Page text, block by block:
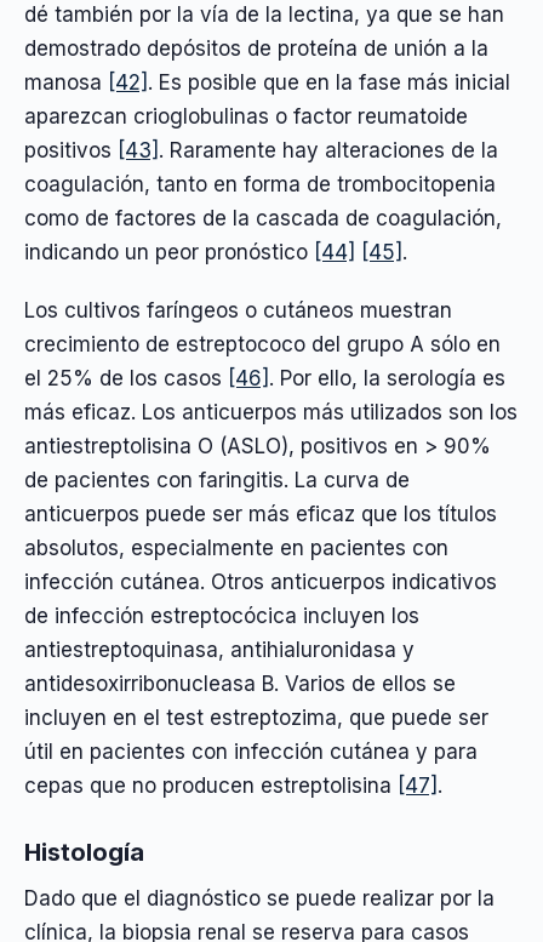
dé también por la vía de la lectina, ya que se han
demostrado depósitos de proteína de unión a la
manosa [42] . Es posible que en la fase más inicial
aparezcan crioglobulinas o factor reumatoide
positivos [43] . Raramente hay alteraciones de la
coagulación, tanto en forma de trombocitopenia
como de factores de la cascada de coagulación,
indicando un peor pronóstico [44] [45] .
Los cultivos faríngeos o cutáneos muestran
crecimiento de estreptococo del grupo A sólo en
el 25% de los casos [46] . Por ello, la serología es
más eficaz. Los anticuerpos más utilizados son los
antiestreptolisina O (ASLO), positivos en > 90%
de pacientes con faringitis. La curva de
anticuerpos puede ser más eficaz que los títulos
absolutos, especialmente en pacientes con
infección cutánea. Otros anticuerpos indicativos
de infección estreptocócica incluyen los
antiestreptoquinasa, antihialuronidasa y
antidesoxirribonucleasa B. Varios de ellos se
incluyen en el test estreptozima, que puede ser
útil en pacientes con infección cutánea y para
cepas que no producen estreptolisina [47] .
Histología
Dado que el diagnóstico se puede realizar por la
clínica, la biopsia renal se reserva para casos